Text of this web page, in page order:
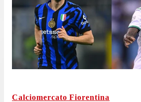
Calciomercato Fiorentina